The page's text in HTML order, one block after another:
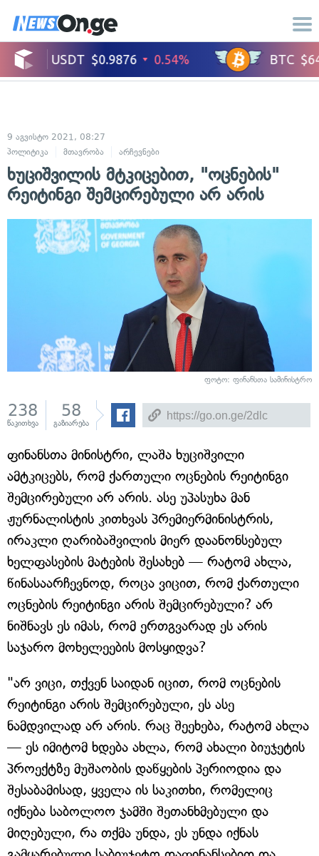
9 აგვისტო 2021, 08:27
პოლიტიკა
მთავრობა არჩევნები
ხუციშვილის მტკიცებით, "ოცნების"
რეიტინგი შემცირებული არ არის
ფოტო: ფინანსთა სამინისტრო
238
წაკითხვა
58
გაზიარება
ფინანსთა მინისტრი, ლაშა ხუციშვილი
ამტკიცებს, რომ ქართული ოცნების რეიტინგი
შემცირებული არ არის. ასე უპასუხა მან
ჟურნალისტის კითხვას პრემიერმინისტრის,
ირაკლი ღარიბაშვილის მიერ დაანონსებულ
ხელფასების მატების შესახებ — რატომ ახლა,
წინასაარჩევნოდ, როცა ვიცით, რომ ქართული
ოცნების რეიტინგი არის შემცირებული? არ
ნიშნავს ეს იმას, რომ ერთგვარად ეს არის
საჯარო მოხელეების მოსყიდვა?
"არ ვიცი, თქვენ საიდან იცით, რომ ოცნების
რეიტინგი არის შემცირებული, ეს ასე
ნამდვილად არ არის. რაც შეეხება, რატომ ახლა
— ეს იმიტომ ხდება ახლა, რომ ახალი ბიუჯეტის
პროექტზე მუშაობის დაწყების პერიოდია და
შესაბამისად, ყველა ის საკითხი, რომელიც
იქნება საბოლოო ჯამში შეთანხმებული და
მიღებული, რა თქმა უნდა, ეს უნდა იქნას